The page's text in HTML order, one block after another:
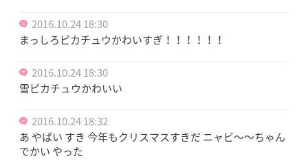
2016.10.24 18:30
まっしろピカチュウかわいすぎ！！！！！！
2016.10.24 18:30
雪ピカチュウかわいい
2016.10.24 18:32
あ やばい すき 今年もクリスマスすきだ ニャビ〜〜ちゃん
でかい やった